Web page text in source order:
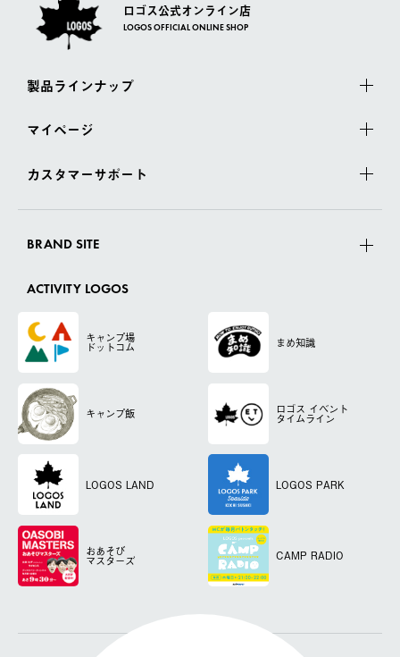
ロゴス公式オンライン店
LOGOS OFFICIAL ONLINE SHOP
製品ラインナップ
マイページ
カスタマーサポート
BRAND SITE
ACTIVITY LOGOS
キャンプ場
ドットコム まめ知識
キャンプ飯 ロゴス イベント
タイムライン
LOGOS LAND LOGOS PARK
おあそび
マスターズ CAMP RADIO